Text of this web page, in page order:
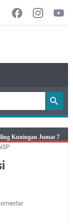
Keliling Ada di
Jika Keberkahan
Penuh Uang
Kewajiban, Tapi